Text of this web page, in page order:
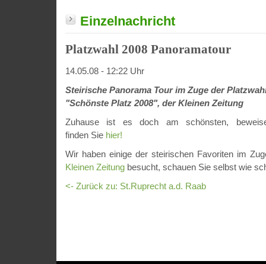
Einzelnachricht
Platzwahl 2008 Panoramatour
14.05.08 - 12:22 Uhr
Steirische Panorama Tour im Zuge der
"Schönste Platz 2008", der Kleinen Zeitung
Zuhause ist es doch am schönsten,
finden Sie hier!
Wir haben einige der steirischen Favoriten im
Kleinen Zeitung besucht, schauen Sie selbst wie
<- Zurück zu: St.Ruprecht a.d. Raab